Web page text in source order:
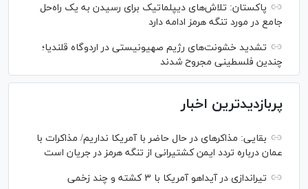
پاکستان: تلاش‌های دیپلماتیک برای رسیدن به یک راه‌حل
جامع در مورد تنگه هرمز ادامه دارد
تشدید خشونت‌های رژیم صهیونیستی در اردوگاه قلندیا؛
چندین فلسطینی مجروح شدند
پربازدیدترین اخبار
بقایی: مذاکره‎ای در حال حاضر با آمریکا نداریم/ مذاکرات با
عمان درباره تردد ایمن کشتیرانی از تنگه هرمز در جریان است
تیراندازی در آیداهو آمریکا با ۳ کشته و چند زخمی